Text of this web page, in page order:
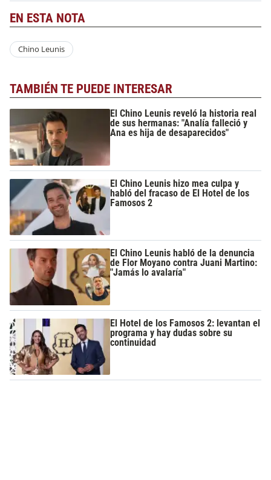
EN ESTA NOTA
Chino Leunis
TAMBIÉN TE PUEDE INTERESAR
El Chino Leunis reveló la historia real
de sus hermanas: "Analía falleció y
Ana es hija de desaparecidos"
El Chino Leunis hizo mea culpa y
habló del fracaso de El Hotel de los
Famosos 2
El Chino Leunis habló de la denuncia
de Flor Moyano contra Juani Martino:
"Jamás lo avalaría"
El Hotel de los Famosos 2: levantan el
programa y hay dudas sobre su
continuidad